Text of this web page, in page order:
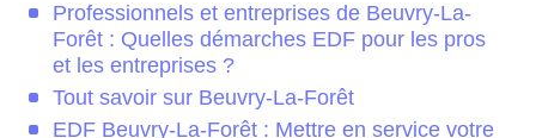
Professionnels et entreprises de Beuvry-La-
Forêt : Quelles démarches EDF pour les pros
et les entreprises ?
Tout savoir sur Beuvry-La-Forêt
EDF Beuvry-La-Forêt : Mettre en service votre